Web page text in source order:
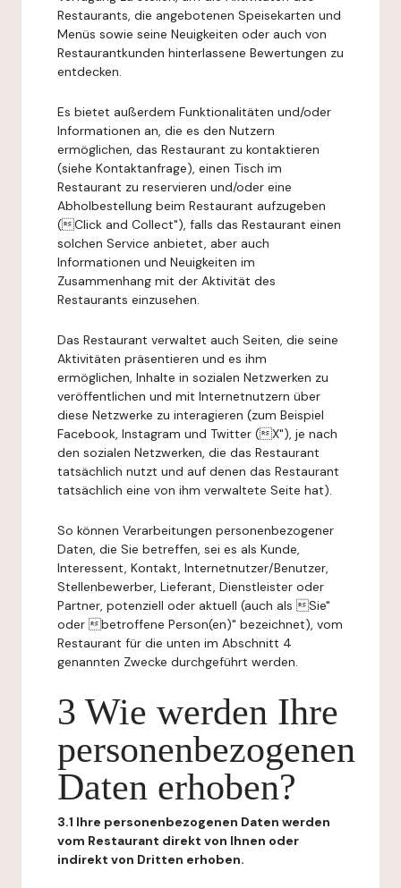
Restaurants, die angebotenen Speisekarten und
Menüs sowie seine Neuigkeiten oder auch von
Restaurantkunden hinterlassene Bewertungen zu
entdecken.
Es bietet außerdem Funktionalitäten und/oder
Informationen an, die es den Nutzern
ermöglichen, das Restaurant zu kontaktieren
(siehe Kontaktanfrage), einen Tisch im
Restaurant zu reservieren und/oder eine
Abholbestellung beim Restaurant aufzugeben
(Click and Collect"), falls das Restaurant einen
solchen Service anbietet, aber auch
Informationen und Neuigkeiten im
Zusammenhang mit der Aktivität des
Restaurants einzusehen.
Das Restaurant verwaltet auch Seiten, die seine
Aktivitäten präsentieren und es ihm
ermöglichen, Inhalte in sozialen Netzwerken zu
veröffentlichen und mit Internetnutzern über
diese Netzwerke zu interagieren (zum Beispiel
Facebook, Instagram und Twitter (X"), je nach
den sozialen Netzwerken, die das Restaurant
tatsächlich nutzt und auf denen das Restaurant
tatsächlich eine von ihm verwaltete Seite hat).
So können Verarbeitungen personenbezogener
Daten, die Sie betreffen, sei es als Kunde,
Interessent, Kontakt, Internetnutzer/Benutzer,
Stellenbewerber, Lieferant, Dienstleister oder
Partner, potenziell oder aktuell (auch als Sie"
oder betroffene Person(en)" bezeichnet), vom
Restaurant für die unten im Abschnitt 4
genannten Zwecke durchgeführt werden.
3 Wie werden Ihre
personenbezogenen
Daten erhoben?
3.1 Ihre personenbezogenen Daten werden
vom Restaurant direkt von Ihnen oder
indirekt von Dritten erhoben.